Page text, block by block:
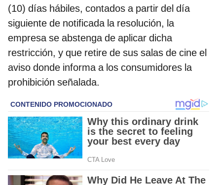
(10) días hábiles, contados a partir del día
siguiente de notificada la resolución, la
empresa se abstenga de aplicar dicha
restricción, y que retire de sus salas de cine el
aviso donde informa a los consumidores la
prohibición señalada.